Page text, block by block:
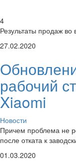
4
Результаты продаж
27.02.2020
рабочий
Xiaomi
Новости
Причем проблема не
после отката к
01.03.2020